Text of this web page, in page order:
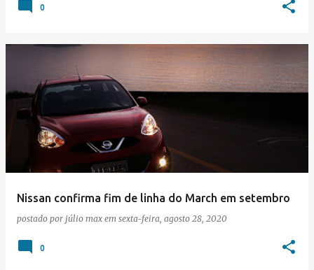
0
Nissan confirma fim de linha do March em setembro
postado por júlio max em sexta-feira, agosto 28, 2020
0